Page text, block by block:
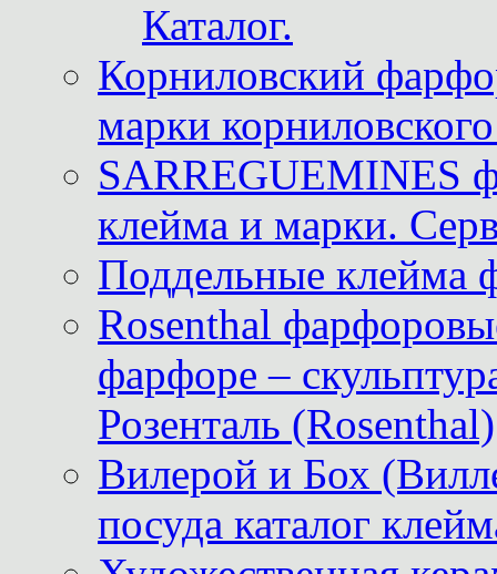
Каталог.
Корниловский
марки
SARREGUEMINES
клейма и марки.
Поддельные клейма
Rosenthal
фарфоре –
Розенталь (Rosenthal)
Вилерой и Бох
посуда каталог